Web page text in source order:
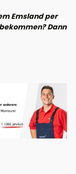
Emsland per
Dann